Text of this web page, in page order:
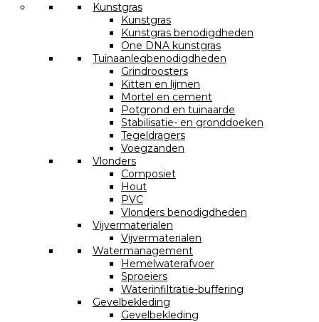
Kunstgras
Kunstgras
Kunstgras benodigdheden
One DNA kunstgras
Tuinaanlegbenodigdheden
Grindroosters
Kitten en lijmen
Mortel en cement
Potgrond en tuinaarde
Stabilisatie- en gronddoeken
Tegeldragers
Voegzanden
Vlonders
Composiet
Hout
PVC
Vlonders benodigdheden
Vijvermaterialen
Vijvermaterialen
Watermanagement
Hemelwaterafvoer
Sproeiers
Waterinfiltratie-buffering
Gevelbekleding
Gevelbekleding